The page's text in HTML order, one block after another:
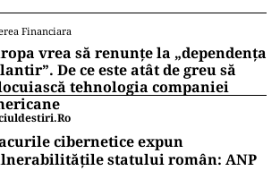
Financiara
vrea să renunțe la „dependența
De ce este atât de greu să
tehnologia companiei
cibernetice expun
statului român: ANP